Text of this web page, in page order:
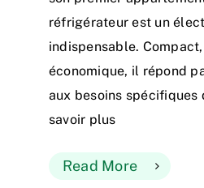
réfrigérateur est un
indispensable.
économique, il répond
aux besoins spécifiques
savoir plus
Read More